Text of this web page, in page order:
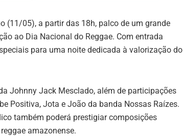
(11/05), a partir das 18h, palco de um grande
ao Dia Nacional do Reggae. Com entrada
para uma noite dedicada à valorização do
Johnny Jack Mesclado, além de participações
Positiva, Jota e João da banda Nossas Raízes.
também poderá prestigiar composições
amazonense.